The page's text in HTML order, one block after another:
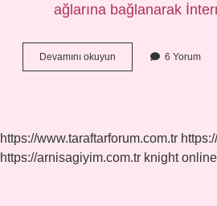
ağlarına bağlanarak
Devamını okuyun
Kullanımı
6 Yorum
https://www.taraftarforum.com.tr
https://arnisagiyim.com.tr knight online